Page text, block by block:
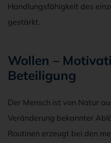
Handlungsfähigkeit des
gestärkt.
Wollen –
Beteiligung
Der Mensch ist von Natur
Veränderung bekannter
Routinen erzeugt bei den